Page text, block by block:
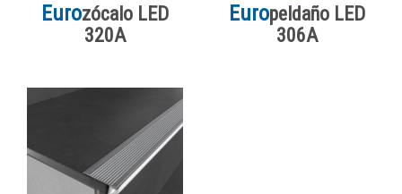
Eurozócalo LED
320A
Europeldaño LED
306A